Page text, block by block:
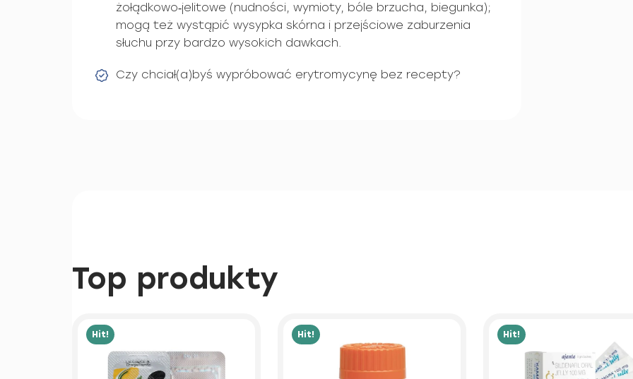
żołądkowo‑jelitowe (nudności, wymioty, bóle brzucha, biegunka);
mogą też wystąpić wysypka skórna i przejściowe zaburzenia
słuchu przy bardzo wysokich dawkach.
Czy chciał(a)byś wypróbować erytromycynę bez recepty?
Top produkty
Hit! Hit! Hit!